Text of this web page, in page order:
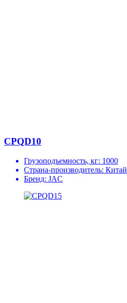
CPQD10
Грузоподъемность, кг: 1000
Страна-производитель: Китай
Бренд: JAC